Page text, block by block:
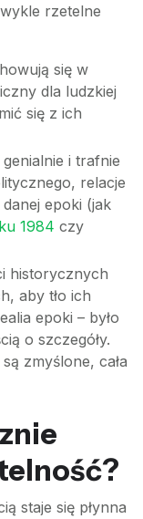
rzetelne
się w
dla ludzkiej
się z ich
i trafnie
relacje
epoki (jak
1984 czy
historycznych
aby tło ich
epoki – było
o szczegóły.
zmyślone, cała
staje się płynna